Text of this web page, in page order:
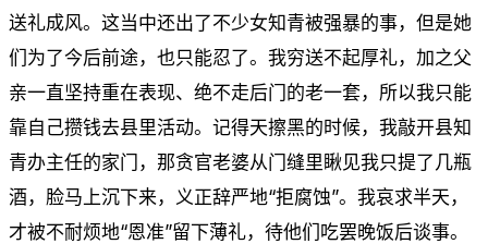
送礼成风。这当中还出了不少女知青被强暴的事，但是她
们为了今后前途，也只能忍了。我穷送不起厚礼，加之父
亲一直坚持重在表现、绝不走后门的老一套，所以我只能
靠自己攒钱去县里活动。记得天擦黑的时候，我敲开县知
青办主任的家门，那贪官老婆从门缝里瞅见我只提了几瓶
酒，脸马上沉下来，义正辞严地“拒腐蚀”。我哀求半天，
才被不耐烦地“恩准”留下薄礼，待他们吃罢晚饭后谈事。